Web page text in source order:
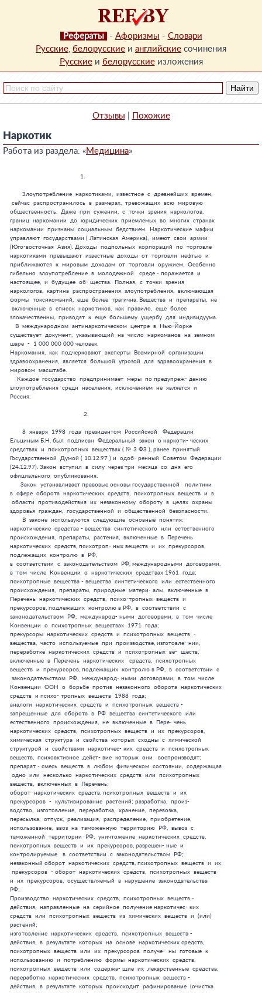
Рефераты - Афоризмы - Словари
Русские, белорусские и английские сочинения
Русскиеи белорусскиеизложения
Отзывы Похожие
Наркотик
Работа из раздела: «Медицина»